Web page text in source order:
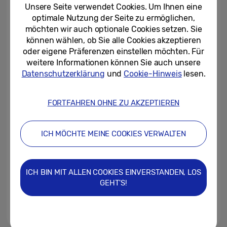
Window
21/08/2023
Samsung stellt die neuesten
Galaxy Z Fold5-, Z Flip5-, Tab
S9- und Watch6-Funktionen...
Startschuss: Verkaufsstart der
Samsung zeigt ein einzigartiges
Lifestyle-Erlebnis im Flip Side...
Unsere Seite verwendet Cookies. Um Ihnen eine
optimale Nutzung der Seite zu ermöglichen,
möchten wir auch optionale Cookies setzen. Sie
können wählen, ob Sie alle Cookies akzeptieren
oder eigene Präferenzen einstellen möchten. Für
weitere Informationen können Sie auch unsere
Datenschutzerklärung und Cookie-Hinweislesen.
FORTFAHREN OHNE ZU AKZEPTIEREN
ICH MÖCHTE MEINE COOKIES VERWALTEN
ICH BIN MIT ALLEN COOKIES EINVERSTANDEN, LOS
GEHT'S!